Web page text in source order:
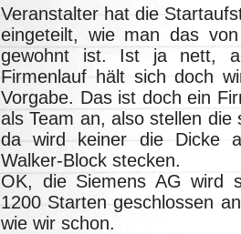
Veranstalter hat die
eingeteilt, wie man das
gewohnt ist. Ist ja nett,
Firmenlauf hält sich doch
Vorgabe. Das ist doch ein
als Team an, also stellen
da wird keiner die Dicke
Walker-Block stecken.
OK, die Siemens AG wird
1200 Starten geschlossen
wie wir schon.